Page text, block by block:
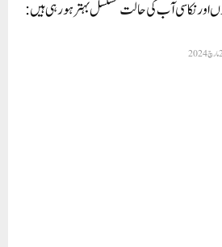
اور نکاسی آب کی حالت مسلسل بہتر ہو رہی ہیں :
2 مارچ 2024